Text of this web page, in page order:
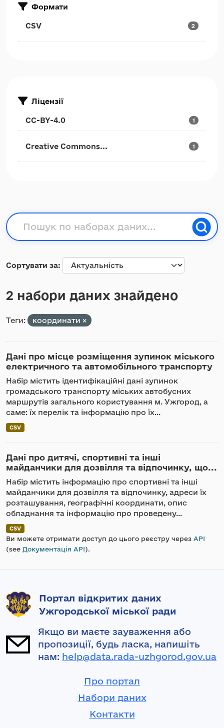
Формати
CSV 2
Ліцензії
CC-BY-4.0 1
Creative Commons... 1
Сортувати за
2 набори даних знайдено
Теги: координати
Дані про місце розміщення зупинок міського
електричного та автомобільного транспорту
Набір містить ідентифікаційні дані зупинок
громадського транспорту міських автобусних
маршрутів загального користування м. Ужгород, а
саме: їх перелік та інформацію про їх...
CSV
Дані про дитячі, спортивні та інші
майданчики для дозвілля та відпочинку, що...
Набір містить інформацію про спортивні та інші
майданчики для дозвілля та відпочинку, адреси їх
розташування, географічні координати, опис
обладнання та інформацію про проведену...
CSV
Ви можете отримати доступ до цього реєстру через API
(see Документація API).
Портал відкритих даних
Ужгородської міської ради
Якщо ви маєте зауваження або
пропозиції, будь ласка, напишіть
нам: help@data.rada-uzhgorod.gov.ua
Про портал
Набори даних
Контакти